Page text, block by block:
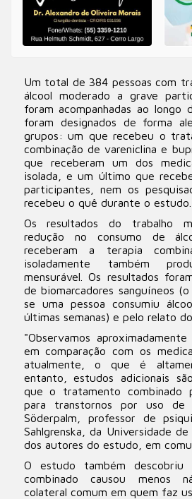
Um total de 384 pessoas com
álcool moderado a grave
foram acompanhadas ao longo
foram designados de forma
grupos: um que recebeu o
combinação de vareniclina e
que receberam um dos
isolada, e um último que
participantes, nem os
recebeu o quê durante o estudo.
Os resultados do trabalho
redução no consumo de
receberam a terapia
isoladamente também
mensurável. Os resultados
de biomarcadores sanguíneos
se uma pessoa consumiu
últimas semanas) e pelo relato
"Observamos
em comparação com os
atualmente, o que é
entanto, estudos adicionais
que o tratamento combinado
para transtornos por uso de
Söderpalm, professor de
Sahlgrenska, da Universidade
dos autores do estudo, em
O estudo também
combinado causou menos
colateral comum em quem faz